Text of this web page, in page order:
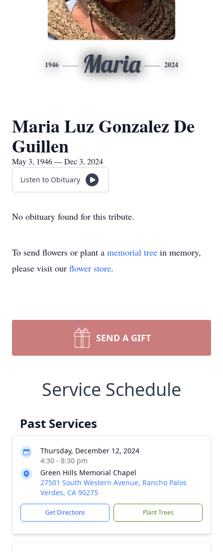
1946 Maria 2024
Maria Luz Gonzalez De
Guillen
May 3, 1946 — Dec 3, 2024
Listen to Obituary
No obituary found for this tribute.
To send flowers or plant a memorial tree in memory,
please visit our flower store.
SEND A GIFT
Service Schedule
Past Services
Thursday, December 12, 2024
4:30 - 8:30 pm
Green Hills Memorial Chapel
27501 South Western Avenue, Rancho Palos
Verdes, CA 90275
Get Directions Plant Trees